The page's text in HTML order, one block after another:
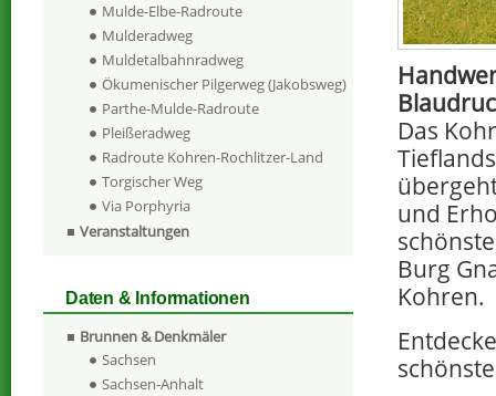
Das
und
Burg
Kohren.
Mulde-Elbe-Radroute
Mulderadweg
Muldetalbahnradweg
Ökumenischer Pilgerweg (Jakobsweg)
Parthe-Mulde-Radroute
Pleißeradweg
Radroute Kohren-Rochlitzer-Land
Torgischer Weg
Via Porphyria
Veranstaltungen
Daten & Informationen
Brunnen & Denkmäler
Sachsen
Sachsen-Anhalt